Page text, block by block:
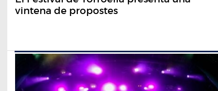
vintena de propostes